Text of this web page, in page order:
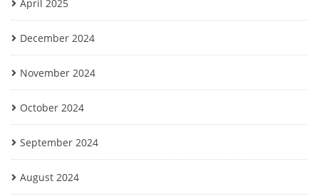
April 2025
December 2024
November 2024
October 2024
September 2024
August 2024